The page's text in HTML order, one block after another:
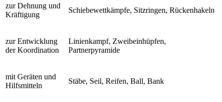
zur Dehnung und
Kräftigung
Schiebewettkämpfe, Sitzringen, Rückenhakeln
zur Entwicklung
der Koordination
Linienkampf, Zweibeinhüpfen,
Partnerpyramide
mit Geräten und
Hilfsmitteln
Stäbe, Seil, Reifen, Ball, Bank